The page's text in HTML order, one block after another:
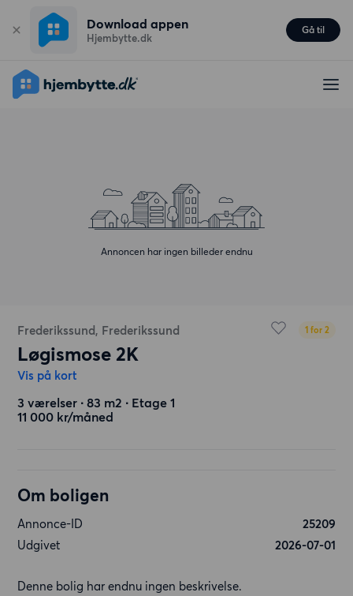
Download appen
Hjembytte.dk
Gå til
Annoncen har ingen billeder endnu
Frederikssund, Frederikssund 1 for 2
Løgismose 2K
Vis på kort
3 værelser ∙ 83 m2 ∙ Etage 1
11 000 kr/måned
Om boligen
Annonce-ID
25209
Udgivet
2026-07-01
Denne bolig har endnu ingen beskrivelse.